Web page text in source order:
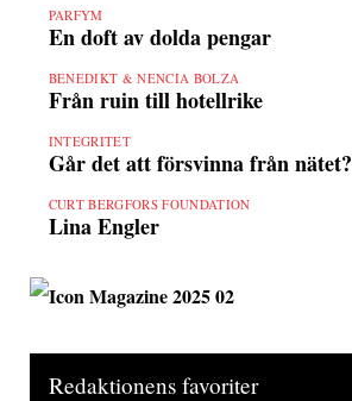
PARFYM
En doft av dolda pengar
BENEDIKT & NENCIA BOLZA
Från ruin till hotellrike
INTEGRITET
Går det att försvinna från nätet?
CURT BERGFORS FOUNDATION
Lina Engler
Redaktionens favoriter